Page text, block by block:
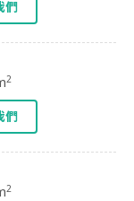
們
2
們
2